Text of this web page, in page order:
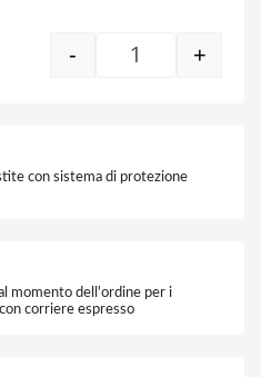
Interruttore
- +
con sistema di protezione
momento dell'ordine per i
corriere espresso